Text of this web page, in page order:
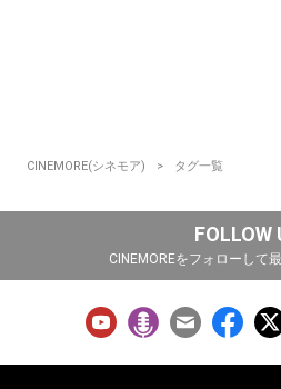
CINEMORE(シネモア) タグ一覧
FOLLOW
CINEMOREをフォローして